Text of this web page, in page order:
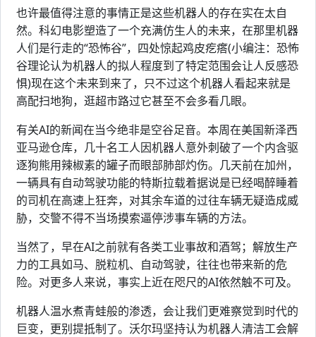
也许最值得注意的事情正是这些机器人的存在实在太自
然。科幻电影塑造了一个充满仿生人的未来，在那里机器
人们是行走的“恐怖谷”，四处惊起鸡皮疙瘩(小编注：恐怖
谷理论认为机器人的拟人程度到了特定范围会让人反感恐
惧)现在这个未来到来了，只不过这个机器人看起来就是
高配扫地狗，逛超市路过它甚至不会多看几眼。
有关AI的新闻在当今绝非是空谷足音。本周在美国新泽西
亚马逊仓库，几十名工人因机器人意外刺破了一个内含驱
逐狗熊用辣椒素的罐子而眼部肺部灼伤。几天前在加州，
一辆具有自动驾驶功能的特斯拉载着据说是已经喝醉睡着
的司机在高速上狂奔，对其余车道的过往车辆无疑造成威
胁，交警不得不当场摸索逼停涉事车辆的方法。
当然了，早在AI之前就有各类工业事故和酒驾；解放生产
力的工具如马、脱粒机、自动驾驶，往往也带来新的危
险。对更多人来说，事实上近在咫尺的AI依然触不可及。
机器人温水煮青蛙般的渗透，会让我们更难察觉到时代的
巨变，更别提抵制了。沃尔玛坚持认为机器人清洁工会解